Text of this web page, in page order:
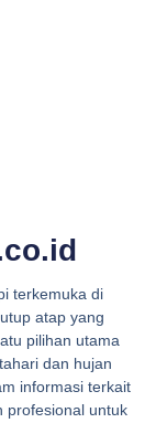
terkemuka di
atap yang
pilihan utama
dan hujan
informasi terkait
profesional untuk